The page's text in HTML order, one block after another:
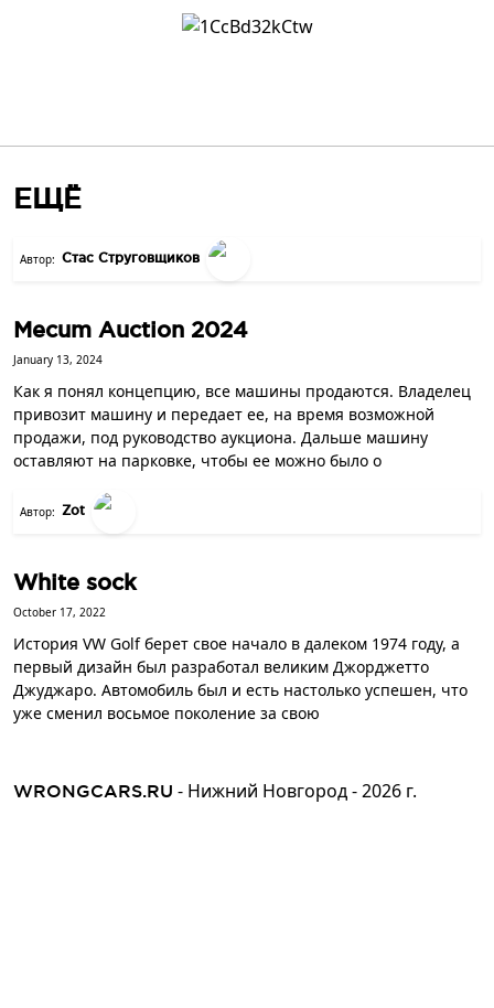
ЕЩЁ
Автор: Стас Струговщиков
Mecum Auction 2024
January 13, 2024
Как я понял концепцию, все машины продаются. Владелец
привозит машину и передает ее, на время возможной
продажи, под руководство аукциона. Дальше машину
оставляют на парковке, чтобы ее можно было о
Автор: Zot
White sock
October 17, 2022
История VW Golf берет свое начало в далеком 1974 году, а
первый дизайн был разработал великим Джорджетто
Джуджаро. Автомобиль был и есть настолько успешен, что
уже сменил восьмое поколение за свою
WRONGCARS.RU - Нижний Новгород -2026 г.